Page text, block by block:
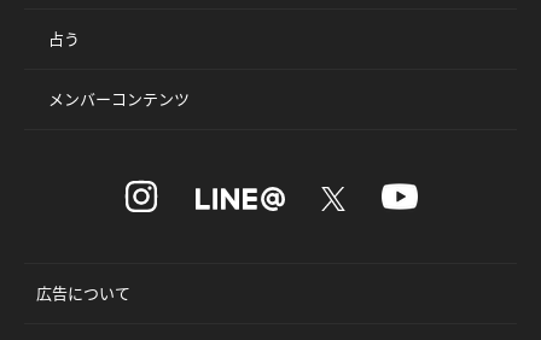
占う
メンバーコンテンツ
広告について